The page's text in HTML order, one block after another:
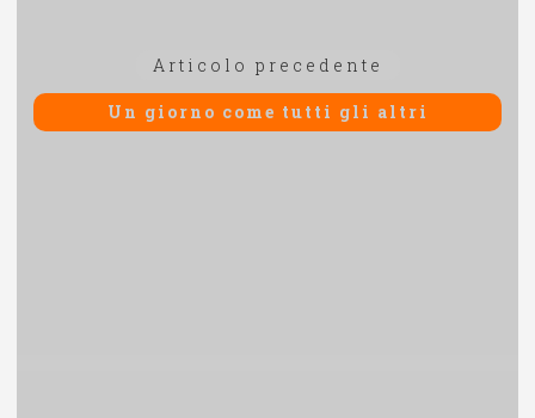
Articolo precedente
precedente:
Un giorno come tutti gli altri